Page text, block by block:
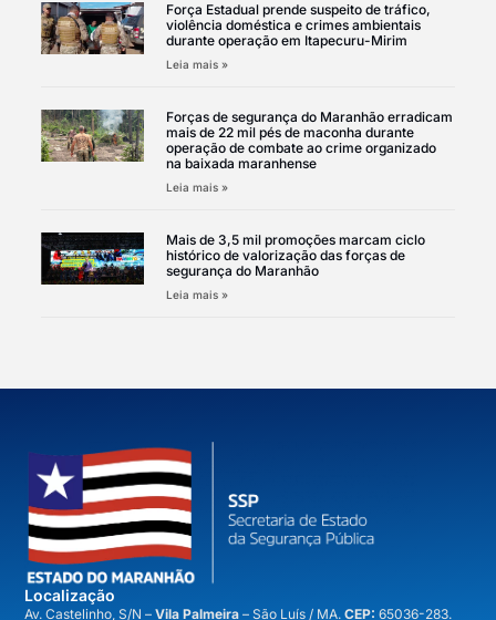
Força Estadual prende suspeito de tráfico,
violência doméstica e crimes ambientais
durante operação em Itapecuru-Mirim
Leia mais »
Forças de segurança do Maranhão erradicam
mais de 22 mil pés de maconha durante
operação de combate ao crime organizado
na baixada maranhense
Leia mais »
Mais de 3,5 mil promoções marcam ciclo
histórico de valorização das forças de
segurança do Maranhão
Leia mais »
Localização
Av. Castelinho, S/N –Vila Palmeira– São Luís / MA.CEP: 65036-283.